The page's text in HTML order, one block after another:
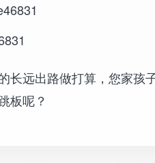
长远出路做打算，您家孩
板呢？